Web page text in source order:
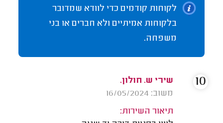
לקוחות קודמים כדי לוודא שמדובר
בלקוחות אמיתיים ולא חברים או בני
משפחה.
שירי ש. חולון.
משוב: 16/05/2024
תיאור השירות:
10